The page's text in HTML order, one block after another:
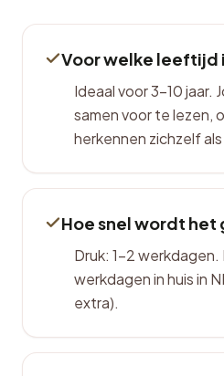
Voor welke leeftijd
Ideaal voor 3–10 jaar.
samen voor te lezen,
herkennen zichzelf
Hoe snel wordt het
Druk: 1–2
werkdagen in huis in
extra).